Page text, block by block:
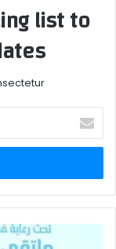
list to
أدخل
بريدك
الإلكتروني